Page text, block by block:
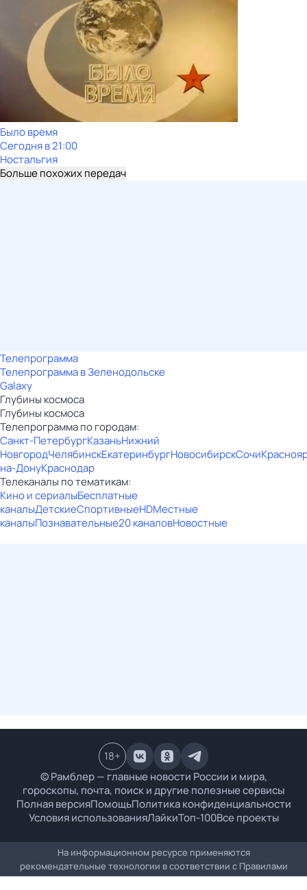
Было время
Сегодня в 21:00
Ностальгия
Больше похожих передач
Телепрограмма
Телепрограмма в Зеленодольске
Galaxy
Глубины космоса
Глубины космоса
Телепрограмма по городам:
Санкт-ПетербургКазаньНижний
НовгородЧелябинскЕкатеринбургНовосибирскСочи
на-ДонуКраснодар
Телеканалы по тематикам:
Кино и сериалыБесплатные
каналыДетскиеСпортивныеHDМестные
каналыПознавательные20 каналовНовостные
© Рамблер — главные новости России и мира,
гороскопы, почта, поиск и другие полезные сервисы
Полная версияПомощьПолитика конфиденциальности
Условия использованияЛайкиТоп-100Все проекты
18+
На информационном ресурсе применяются
рекомендательные технологии в соответствии с Правилами